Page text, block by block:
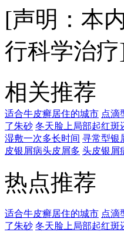
[声明：本
行科学治
相关推荐
适合牛皮癣居住的城市 点滴
了朱砂 冬天脸上局部起红斑
湿敷一次多长时间 寻常型银
皮银屑病头皮屑多 头皮银屑
热点推荐
适合牛皮癣居住的城市 点滴
了朱砂 冬天脸上局部起红斑